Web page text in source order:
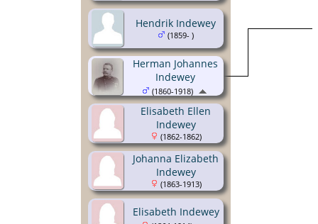
Hendrik Indewey
(1859- )
Elisabeth Ellen
Indewey
(1862-1862)
Johanna Elizabeth
Indewey
(1863-1913)
Elisabeth Indewey
Herman Johannes
Indewey
(1860-1918)